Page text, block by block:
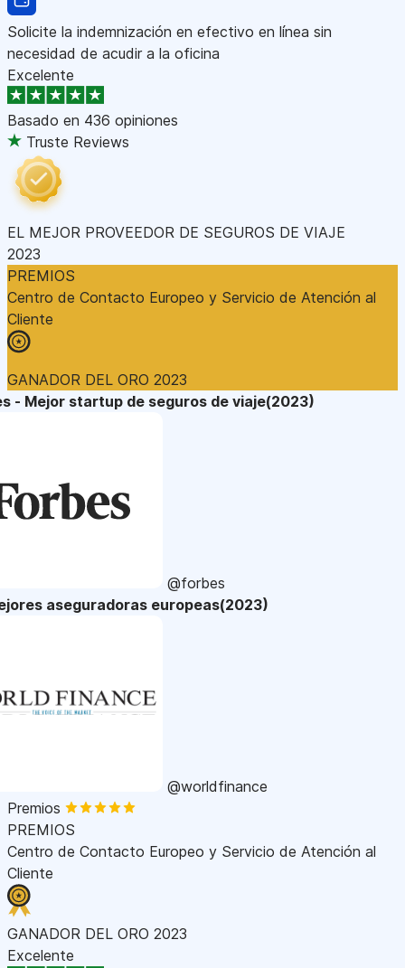
Solicite la indemnización en efectivo en línea sin
necesidad de acudir a la oficina
Excelente
Basado en 436 opiniones
Truste Reviews
EL MEJOR PROVEEDOR DE SEGUROS DE VIAJE
2023
PREMIOS
Centro de Contacto Europeo y Servicio de Atención al
Cliente
GANADOR DEL ORO 2023
- Mejor startup de seguros de viaje(2023)
@forbes
aseguradoras europeas(2023)
@worldfinance
Premios
PREMIOS
Centro de Contacto Europeo y Servicio de Atención al
Cliente
GANADOR DEL ORO 2023
Excelente